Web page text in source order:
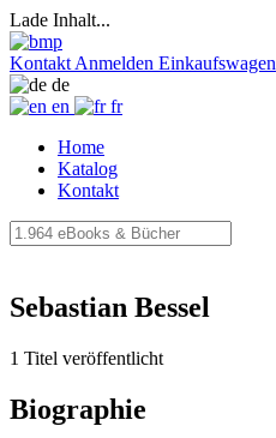
Lade Inhalt...
Kontakt Anmelden Einkaufswagen
de
en
fr
Home
Katalog
Kontakt
Sebastian Bessel
1 Titel veröffentlicht
Biographie